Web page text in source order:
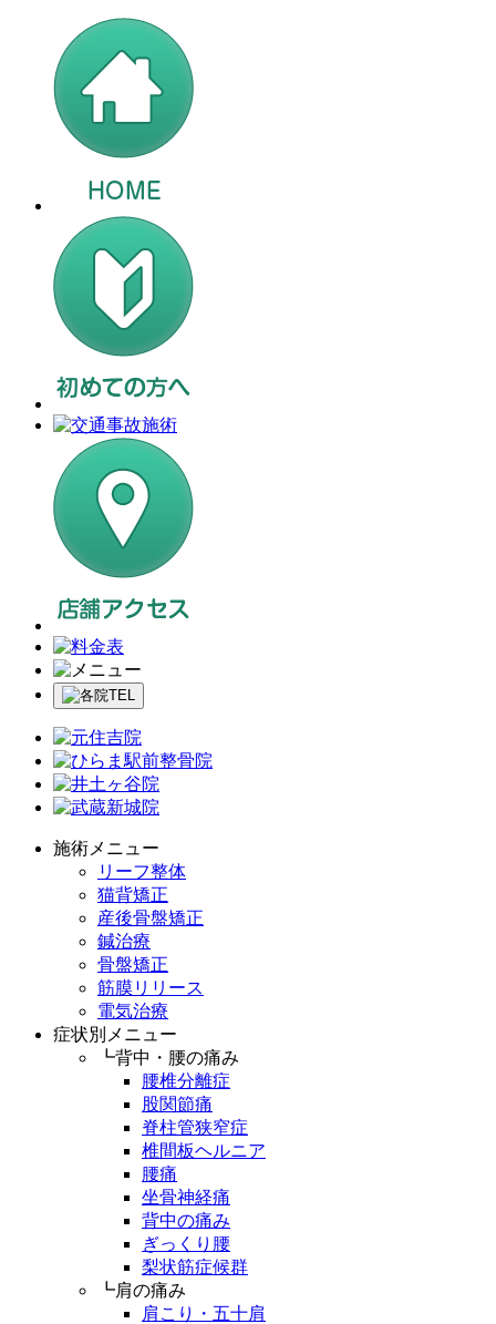
施術メニュー
リーフ整体
猫背矯正
産後骨盤矯正
鍼治療
骨盤矯正
筋膜リリース
電気治療
症状別メニュー
┗背中・腰の痛み
腰椎分離症
股関節痛
脊柱管狭窄症
椎間板ヘルニア
腰痛
坐骨神経痛
背中の痛み
ぎっくり腰
梨状筋症候群
┗肩の痛み
肩こり・五十肩